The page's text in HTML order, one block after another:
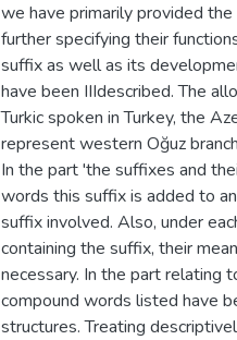
we have primarily provided
further specifying their
suffix as well as its
have been IIIdescribed. The
Turkic spoken in Turkey, the
represent western Oğuz
In the part 'the suffixes and
words this suffix is added to
suffix involved. Also, under
containing the suffix, their
necessary. In the part relating
compound words listed have
structures. Treating